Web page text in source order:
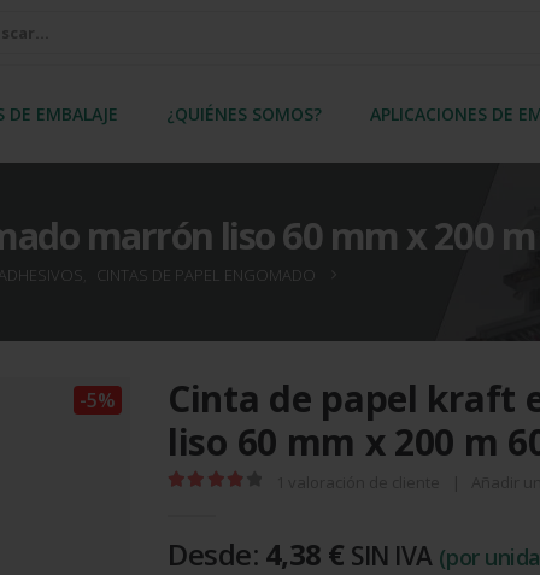
DE EMBALAJE ¿QUIÉNES SOMOS? APLICACIONES DE
marrón liso 60 mm x 200
CINTAS DE PAPEL ENGOMADO
-5%
Cinta de papel kraft
liso 60 mm x 200 m
Desde: 4,38 € SIN IVA (por